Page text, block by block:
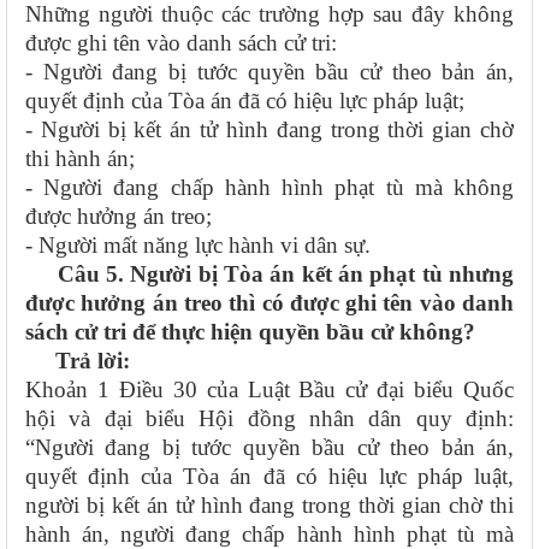
Những người thuộc các trường hợp sau đây không
được ghi tên vào danh sách cử tri:
- Người đang bị tước quyền bầu cử theo bản án,
quyết định của Tòa án đã có hiệu lực pháp luật;
- Người bị kết án tử hình đang trong thời gian chờ
thi hành án;
- Người đang chấp hành hình phạt tù mà không
được hưởng án treo;
- Người mất năng lực hành vi dân sự.
Câu 5. Người bị Tòa án kết án phạt tù nhưng
được hưởng án treo thì có được ghi tên vào danh
sách cử tri để thực hiện quyền bầu cử không?
Trả lời:
Khoản 1 Điều 30 của Luật Bầu cử đại biểu Quốc
hội và đại biểu Hội đồng nhân dân quy định:
“Người đang bị tước quyền bầu cử theo bản án,
quyết định của Tòa án đã có hiệu lực pháp luật,
người bị kết án tử hình đang trong thời gian chờ thi
hành án, người đang chấp hành hình phạt tù mà